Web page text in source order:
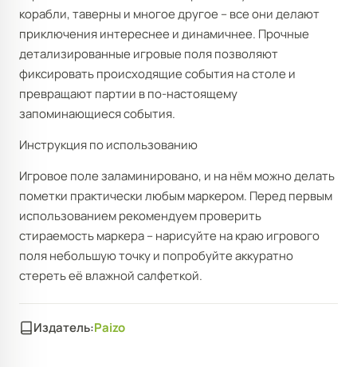
корабли, таверны и многое другое – все они делают
приключения интереснее и динамичнее. Прочные
детализированные игровые поля позволяют
фиксировать происходящие события на столе и
превращают партии в по-настоящему
запоминающиеся события.
Инструкция по использованию
Игровое поле заламинировано, и на нём можно делать
пометки практически любым маркером. Перед первым
использованием рекомендуем проверить
стираемость маркера – нарисуйте на краю игрового
поля небольшую точку и попробуйте аккуратно
стереть её влажной салфеткой.
Издатель:Paizo